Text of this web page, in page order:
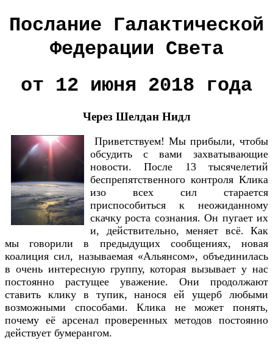
Послание Галактической
Федерации Света
от 12 июня 2018 года
Через Шелдан Нидл
Приветствуем! Мы прибыли, чтобы
обсудить с вами захватывающие
новости. После 13 тысячелетий
беспрепятственного контроля Клика
изо всех сил старается
приспособиться к неожиданному
скачку роста сознания. Он пугает их
и, действительно, меняет всё. Как
мы говорили в предыдущих сообщениях, новая
коалиция сил, называемая «Альянсом», объединилась
в очень интересную группу, которая вызывает у нас
постоянно растущее уважение. Они продолжают
ставить клику в тупик, нанося ей ущерб любыми
возможными способами. Клика не может понять,
почему её арсенал проверенных методов постоянно
действует бумерангом.